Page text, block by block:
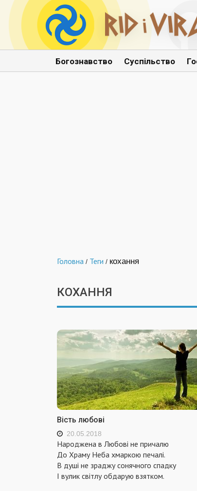
Богознавство Суспільство
Головна / Теги / кохання
КОХАННЯ
Вість любові
20.05.2018
Народжена в Любові не причалю
До Храму Неба хмаркою печалі.
В душі не зраджу сонячного спадку
І вулик світлу обдарую взятком.